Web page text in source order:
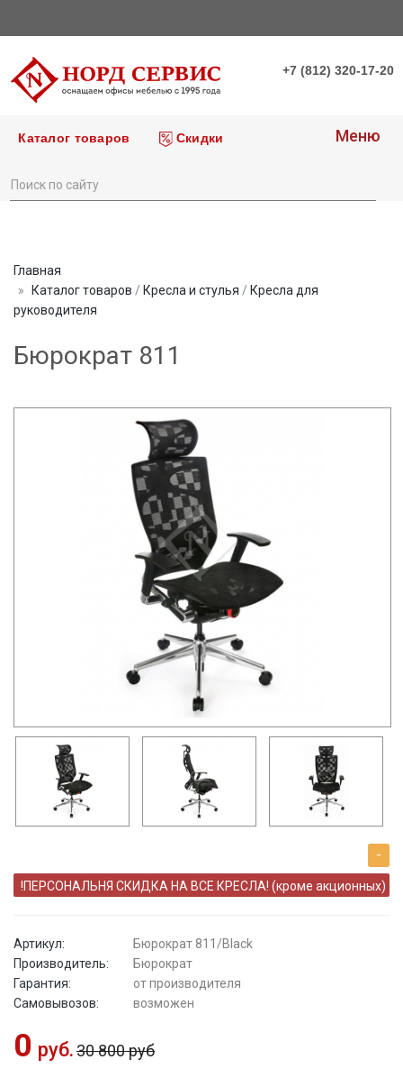
+7 (812) 320-17-20
Каталог товаров Скидки Меню
Главная
Каталог товаров / Кресла и стулья / Кресла для
руководителя
Бюрократ 811
-
!ПЕРСОНАЛЬНЯ СКИДКА НА ВСЕ КРЕСЛА! (кроме акционных)
Артикул:
Бюрократ 811/Black
Производитель:
Бюрократ
Гарантия:
от производителя
Самовывозов:
возможен
0 руб.30 800 руб